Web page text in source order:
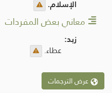
الإسلام.
معاني بعض المفردات
زبد:
عطاء.
عرض الترجمات